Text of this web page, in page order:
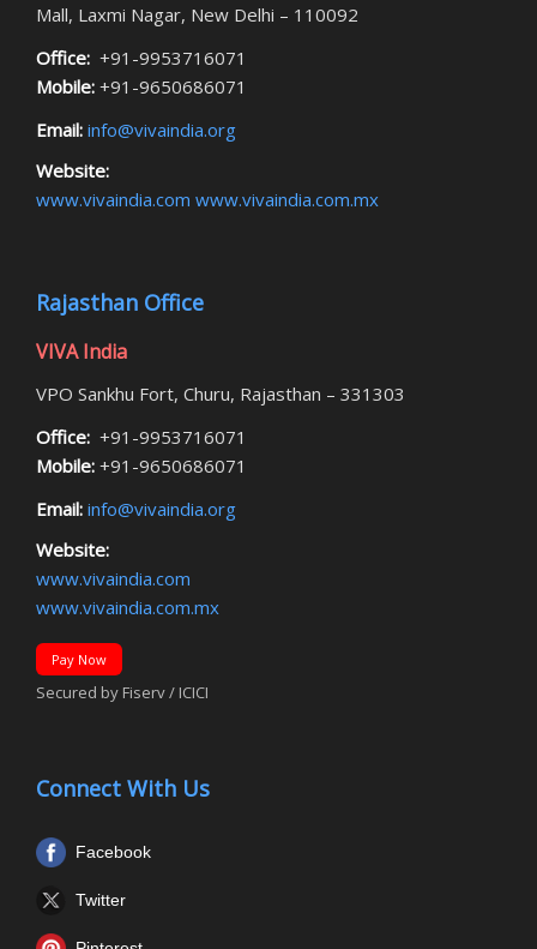
Mall, Laxmi Nagar, New Delhi – 110092
Office: +91-9953716071
Mobile: +91-9650686071
Email: info@vivaindia.org
Website:
www.vivaindia.com www.vivaindia.com.mx
Rajasthan Office
VIVA India
VPO Sankhu Fort, Churu, Rajasthan – 331303
Office: +91-9953716071
Mobile: +91-9650686071
Email: info@vivaindia.org
Website:
www.vivaindia.com
www.vivaindia.com.mx
Pay Now
Secured by Fiserv / ICICI
Connect With Us
Facebook
Twitter